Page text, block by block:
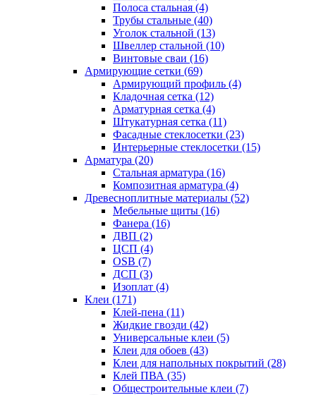
Полоса стальная (4)
Трубы стальные (40)
Уголок стальной (13)
Швеллер стальной (10)
Винтовые сваи (16)
Армирующие сетки (69)
Армирующий профиль (4)
Кладочная сетка (12)
Арматурная сетка (4)
Штукатурная сетка (11)
Фасадные стеклосетки (23)
Интерьерные стеклосетки (15)
Арматура (20)
Стальная арматура (16)
Композитная арматура (4)
Древесноплитные материалы (52)
Мебельные щиты (16)
Фанера (16)
ДВП (2)
ЦСП (4)
OSB (7)
ДСП (3)
Изоплат (4)
Клеи (171)
Клей-пена (11)
Жидкие гвозди (42)
Универсальные клеи (5)
Клеи для обоев (43)
Клеи для напольных покрытий (28)
Клей ПВА (35)
Общестроительные клеи (7)